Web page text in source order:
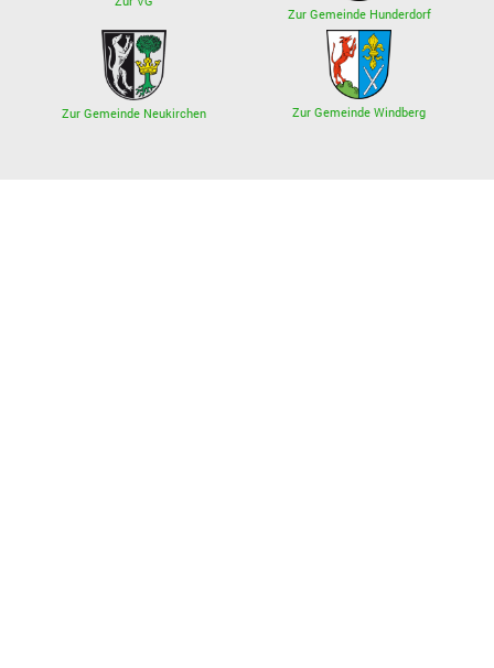
Zur Gemeinde Hunderdorf
Zur Gemeinde Neukirchen Zur Gemeinde Windberg